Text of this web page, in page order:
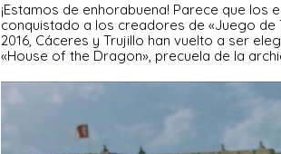
¡Estamos de enhorabuena! Parece que los
conquistado a los creadores de «Juego
2016, Cáceres y Trujillo han vuelto a ser
«House of the Dragon», precuela de la